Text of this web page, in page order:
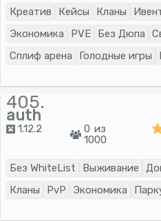
Креатив
Кейсы Кланы
Экономика
PVE Без Дюпа
Сплиф арена
Голодные игры
405.
auth
1.12.2
0 из
1000
Без WhiteList Выживание
Кланы
PvP Экономика